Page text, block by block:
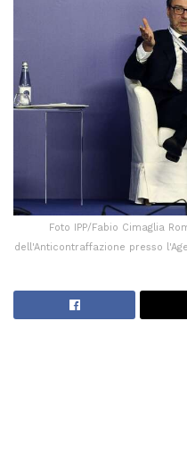
Foto IPP/Fabio Cimaglia
dell'Anticontraffazione presso